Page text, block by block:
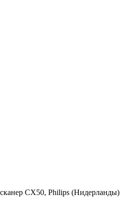
CX50, Philips (Нидерланды)